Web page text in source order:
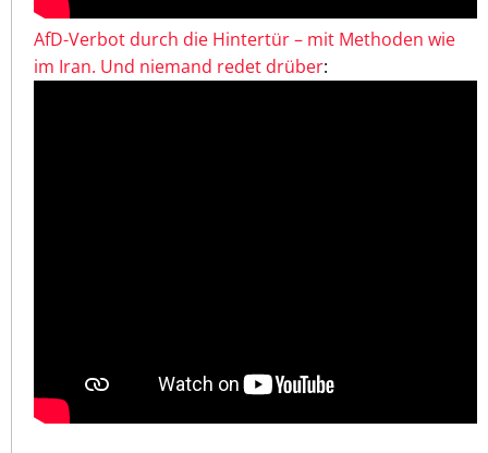
AfD-Verbot durch die Hintertür – mit Methoden wie
im Iran. Und niemand redet drüber: